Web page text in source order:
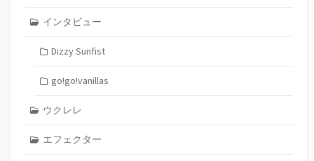
インタビュー
Dizzy Sunfist
go!go!vanillas
ウクレレ
エフェクター